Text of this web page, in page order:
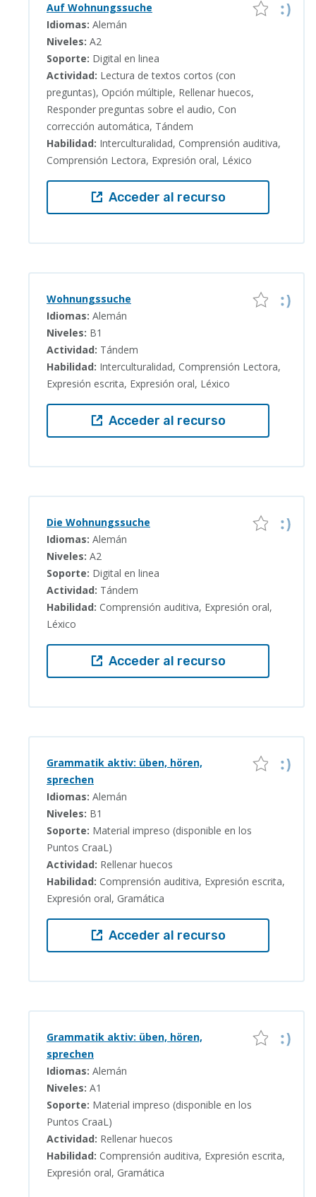
Auf Wohnungssuche
Idiomas: Alemán
Niveles: A2
Soporte: Digital en linea
Actividad: Lectura de textos cortos (con
preguntas), Opción múltiple, Rellenar huecos,
Responder preguntas sobre el audio, Con
corrección automática, Tándem
Habilidad: Interculturalidad, Comprensión auditiva,
Comprensión Lectora, Expresión oral, Léxico
Acceder al recurso
Wohnungssuche
Idiomas: Alemán
Niveles: B1
Actividad: Tándem
Habilidad: Interculturalidad, Comprensión Lectora,
Expresión escrita, Expresión oral, Léxico
Acceder al recurso
Die Wohnungssuche
Idiomas: Alemán
Niveles: A2
Soporte: Digital en linea
Actividad: Tándem
Habilidad: Comprensión auditiva, Expresión oral,
Léxico
Acceder al recurso
Grammatik aktiv: üben, hören,
sprechen
Idiomas: Alemán
Niveles: B1
Soporte: Material impreso (disponible en los
Puntos CraaL)
Actividad: Rellenar huecos
Habilidad: Comprensión auditiva, Expresión escrita,
Expresión oral, Gramática
Acceder al recurso
Grammatik aktiv: üben, hören,
sprechen
Idiomas: Alemán
Niveles: A1
Soporte: Material impreso (disponible en los
Puntos CraaL)
Actividad: Rellenar huecos
Habilidad: Comprensión auditiva, Expresión escrita,
Expresión oral, Gramática